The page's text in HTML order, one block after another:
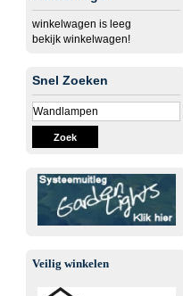
winkelwagen is leeg
bekijk winkelwagen!
Snel Zoeken
Zoek
Veilig winkelen